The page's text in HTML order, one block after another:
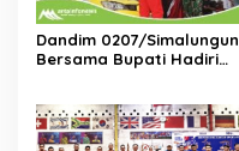
Dandim 0207/Simalungun
Bersama Bupati Hadiri
Championship